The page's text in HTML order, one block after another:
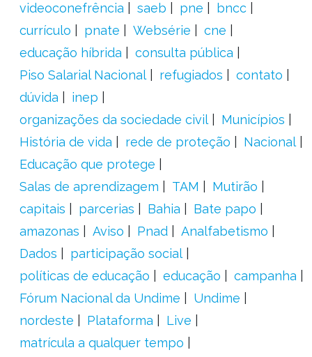
videoconefrência
saeb pne
bncc
currículo
pnate Websérie
cne
educação híbrida
consulta pública
Piso Salarial Nacional
refugiados
contato
dúvida
inep
organizações da sociedade civil
Municípios
História de vida
rede de proteção
Nacional
Educação que protege
Salas de aprendizagem
TAM
Mutirão
capitais
parcerias Bahia
Bate papo
amazonas
Aviso Pnad
Analfabetismo
Dados
participação social
políticas de educação
educação
campanha
Fórum Nacional da Undime
Undime
nordeste
Plataforma
Live
matrícula a qualquer tempo